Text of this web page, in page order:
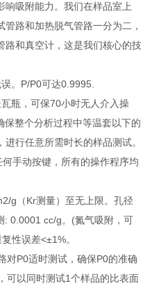
响吸附能力。我们在样品室上
路和加热脱气管路一分为二，
路和真空计，这是我们核心的技
。P/P0可达0.9995.
瓶，可保70小时无人介入操
保整个分析过程中等温套以下的
行任意所需时长的样品测试。
手动按键，所有的操作程序均
g（Kr测量）至无上限。孔径
: 0.0001 cc/g。(氮气吸附，可
性误差<±1%。
对P0适时测试，确保P0的准确
可以同时测试1个样品的比表面